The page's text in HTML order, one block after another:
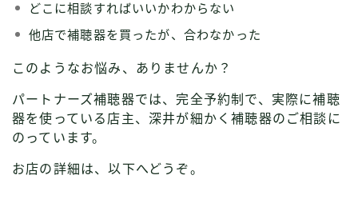
どこに相談すればいいかわからない
他店で補聴器を買ったが、合わなかった
このようなお悩み、ありませんか？
パートナーズ補聴器では、完全予約制で、実際に補聴
器を使っている店主、深井が細かく補聴器のご相談に
のっています。
お店の詳細は、以下へどうぞ。